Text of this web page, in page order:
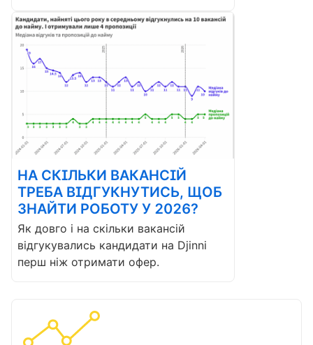
НА СКІЛЬКИ ВАКАНСІЙ
ТРЕБА ВІДГУКНУТИСЬ, ЩОБ
ЗНАЙТИ РОБОТУ У 2026?
Як довго і на скільки вакансій
відгукувались кандидати на Djinni
перш ніж отримати офер.